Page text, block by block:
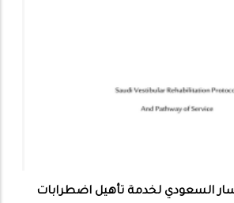
السعودي لخدمة تأهيل اضطرابات